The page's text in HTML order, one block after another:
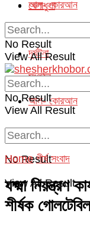
খেলাধুলা
অপরাধ
দূর্ঘটনা
সংগঠন
আল- কোরআন
No Result
View All Result
আল- কোরআন
No Result
View All Result
No Result
View All Result
Home শীর্ষ সংবাদ
যক্ষ্মা নিয়ন্ত্রণ
শীর্ষক